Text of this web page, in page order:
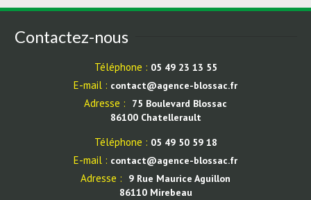
Contactez-nous
Téléphone : 05 49 23 13 55
E-mail : contact@agence-blossac.fr
Adresse :
75 Boulevard Blossac
86100 Chatellerault
Téléphone : 05 49 50 59 18
E-mail : contact@agence-blossac.fr
Adresse :
9 Rue Maurice Aguillon
86110 Mirebeau